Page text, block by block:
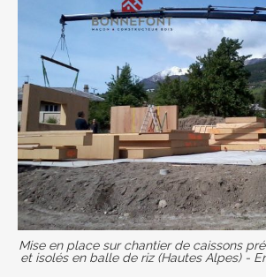
Mise en place sur chantier de caissons
et isolés en balle de riz (Hautes Alpes) -